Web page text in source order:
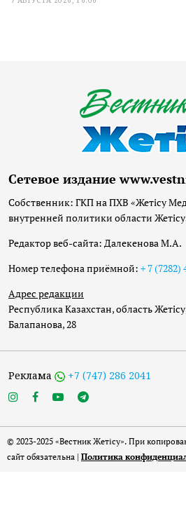
Сетевое издание
Собственник: ГКП на ПХВ «Жетісу
внутренней политики области
Редактор веб-сайта: Далекенова М.А.
Номер телефона приёмной: + 7 (7282)
Адрес редакции
Республика Казахстан, область
Балапанова, 28
Реклама +7 (747) 286 2041
© 2023-2025 «Вестник Жетісу». При
сайт обязательна | Политика